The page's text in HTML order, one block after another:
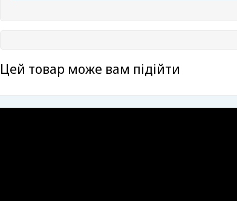
Цей товар може вам підійти